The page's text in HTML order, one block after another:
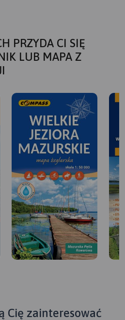
PRZYDA CI SIĘ
LUB MAPA Z
Cię zainteresować